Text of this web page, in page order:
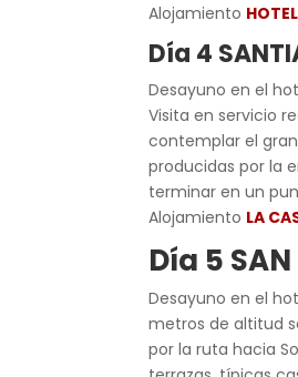
Alojamiento
Día 4
Desayuno en el
Visita en servicio
contemplar el
producidas por la
terminar en un
Alojamiento LA
Día 5 SAN
Desayuno en el
metros de altitud
por la ruta hacia